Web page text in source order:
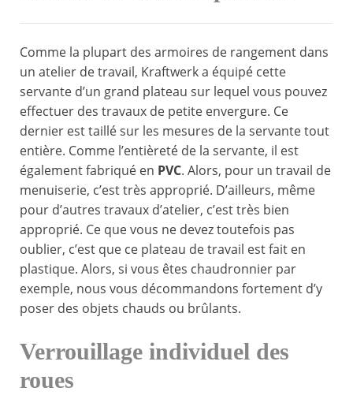
Comme la plupart des armoires de rangement dans
un atelier de travail, Kraftwerk a équipé cette
servante d’un grand plateau sur lequel vous pouvez
effectuer des travaux de petite envergure. Ce
dernier est taillé sur les mesures de la servante tout
entière. Comme l’entièreté de la servante, il est
également fabriqué en PVC. Alors, pour un travail de
menuiserie, c’est très approprié. D’ailleurs, même
pour d’autres travaux d’atelier, c’est très bien
approprié. Ce que vous ne devez toutefois pas
oublier, c’est que ce plateau de travail est fait en
plastique. Alors, si vous êtes chaudronnier par
exemple, nous vous décommandons fortement d’y
poser des objets chauds ou brûlants.
Verrouillage individuel des
roues